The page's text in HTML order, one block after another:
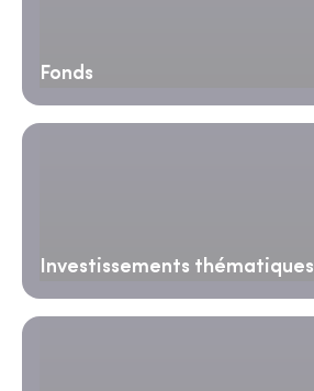
Fonds
Investissements thématiques